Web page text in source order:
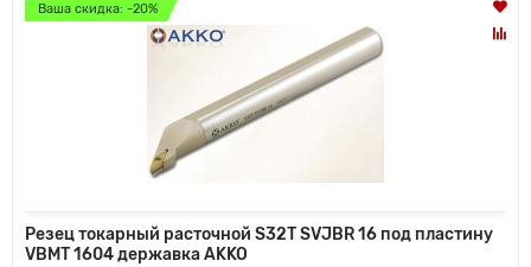
Ваша скидка: -20%
Резец токарный расточной S32T SVJBR 16 под пластину
VBMT 1604 державка AKKO